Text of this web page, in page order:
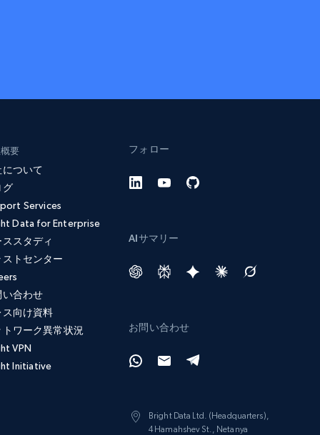
要
について
グ
Services
Data for Enterprise
スタディ
ストセンター
い合わせ
ス向け資料
トワーク異常状況
VPN
Initiative
フォロー
AIサマリー
お問い合わせ
Bright Data Ltd. (Headquarters),
4 Hamahshev St., Netanya